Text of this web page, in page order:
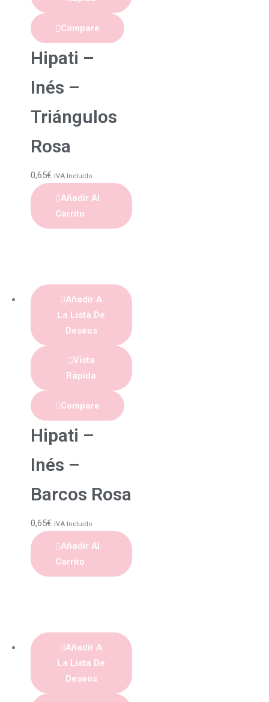
Compare
Hipati –
Inés –
Triángulos
Rosa
0,65€ IVA Incluido
Añadir Al
Carrito
Añadir A
La Lista De
Deseos
Vista
Rápida
Compare
Hipati –
Inés –
Barcos Rosa
0,65€ IVA Incluido
Añadir Al
Carrito
Añadir A
La Lista De
Deseos